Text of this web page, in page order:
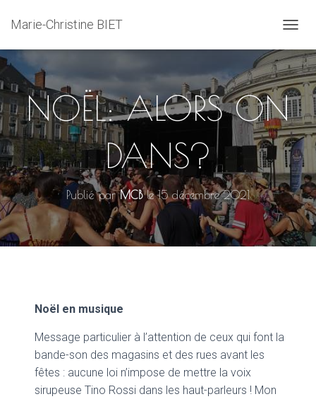
Marie-Christine BIET
É
P
L
I
E
R
L
A
N
A
V
I
G
A
T
NOËL: ALORS ON
DANS?
Publié parMCBle15 décembre 2021
Noël en musique
Message particulier à l’attention de ceux qui font la
bande-son des magasins et des rues avant les
fêtes : aucune loi n’impose de mettre la voix
sirupeuse Tino Rossi dans les haut-parleurs ! Mon